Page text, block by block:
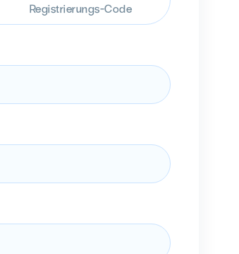
Registrierungs-Code